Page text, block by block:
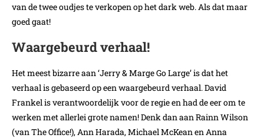
van de twee oudjes te verkopen op het dark web. Als dat maar
goed gaat!
Waargebeurd verhaal!
Het meest bizarre aan ‘Jerry & Marge Go Large’ is dat het
verhaal is gebaseerd op een waargebeurd verhaal. David
Frankel is verantwoordelijk voor de regie en had de eer om te
werken met allerlei grote namen! Denk dan aan Rainn Wilson
(van The Office!), Ann Harada, Michael McKean en Anna